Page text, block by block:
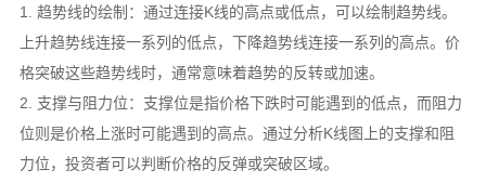
1. 趋势线的绘制：通过连接K线的高点或低点，可以绘制趋势线。
上升趋势线连接一系列的低点，下降趋势线连接一系列的高点。价
格突破这些趋势线时，通常意味着趋势的反转或加速。
2. 支撑与阻力位：支撑位是指价格下跌时可能遇到的低点，而阻力
位则是价格上涨时可能遇到的高点。通过分析K线图上的支撑和阻
力位，投资者可以判断价格的反弹或突破区域。